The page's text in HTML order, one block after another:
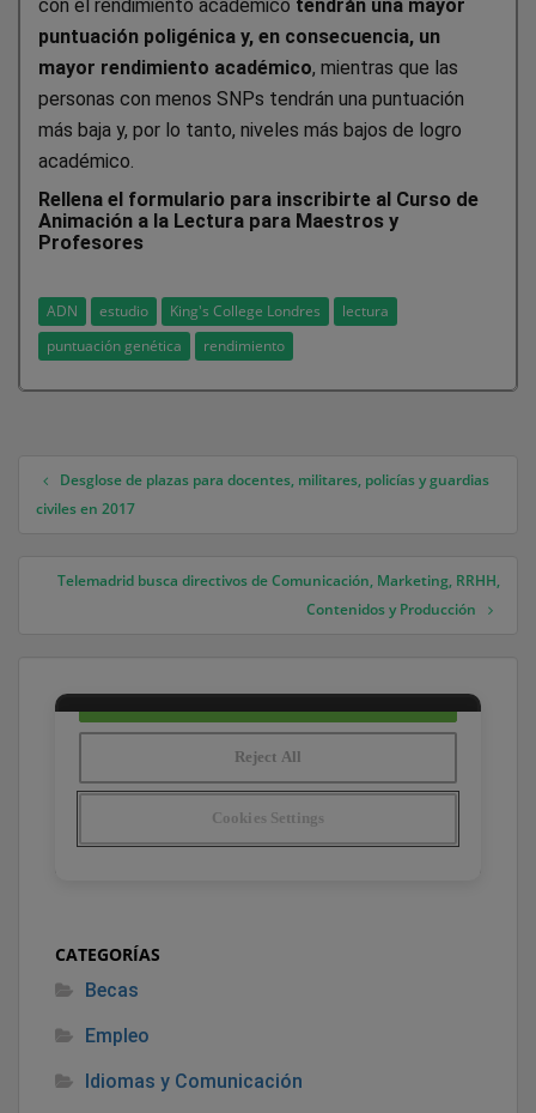
con el rendimiento académico tendrán una mayor
puntuación poligénica y, en consecuencia, un
mayor rendimiento académico, mientras que las
personas con menos SNPs tendrán una puntuación
más baja y, por lo tanto, niveles más bajos de logro
académico.
Rellena el formulario para inscribirte al Curso de
Animación a la Lectura para Maestros y
Profesores
ADN estudio King's College Londres
lectura
puntuación genética
rendimiento
Navegación de entradas
Desglose de plazas para docentes, militares, policías y guardias
civiles en 2017
Telemadrid busca directivos de Comunicación, Marketing, RRHH,
Contenidos y Producción
CATEGORÍAS
Becas
Empleo
Idiomas y Comunicación